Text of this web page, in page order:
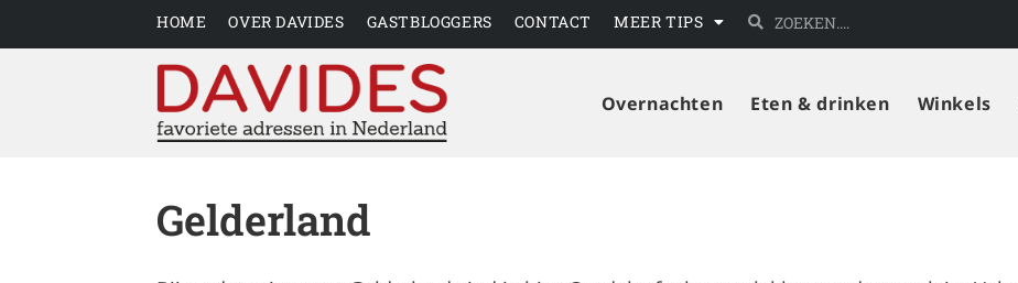
HOME OVER DAVIDES GASTBLOGGERS CONTACT MEER TIPS
Overnachten Eten & drinken Winkels
Gelderland